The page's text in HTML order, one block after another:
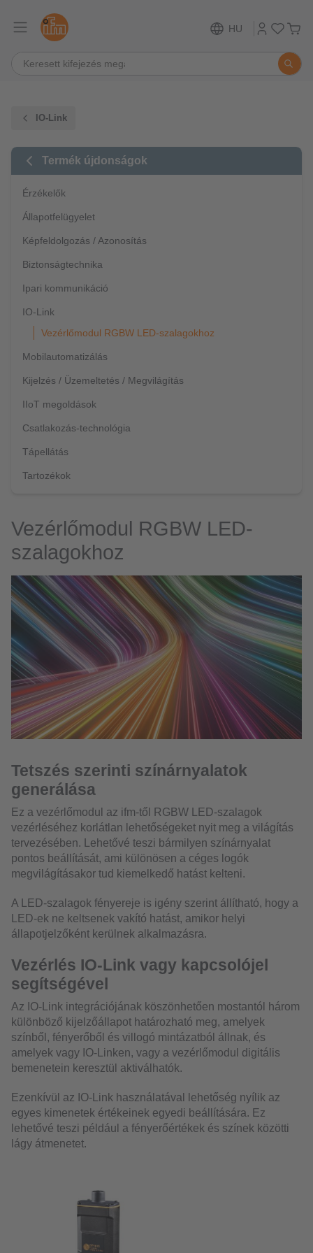
HU
IO-Link
Termék újdonságok
Érzékelők
Állapotfelügyelet
Képfeldolgozás / Azonosítás
Biztonságtechnika
Ipari kommunikáció
IO-Link
Vezérlőmodul RGBW LED-szalagokhoz
Mobilautomatizálás
Kijelzés / Üzemeltetés / Megvilágítás
IIoT megoldások
Csatlakozás-technológia
Tápellátás
Tartozékok
Vezérlőmodul RGBW LED-
szalagokhoz
Tetszés szerinti színárnyalatok
generálása
Ez a vezérlőmodul az ifm-től RGBW LED-szalagok
vezérléséhez korlátlan lehetőségeket nyit meg a világítás
tervezésében. Lehetővé teszi bármilyen színárnyalat
pontos beállítását, ami különösen a céges logók
megvilágításakor tud kiemelkedő hatást kelteni.
A LED-szalagok fényereje is igény szerint állítható, hogy a
LED-ek ne keltsenek vakító hatást, amikor helyi
állapotjelzőként kerülnek alkalmazásra.
Vezérlés IO-Link vagy kapcsolójel
segítségével
Az IO-Link integrációjának köszönhetően mostantól három
különböző kijelzőállapot határozható meg, amelyek
színből, fényerőből és villogó mintázatból állnak, és
amelyek vagy IO-Linken, vagy a vezérlőmodul digitális
bemenetein keresztül aktiválhatók.
Ezenkívül az IO-Link használatával lehetőség nyílik az
egyes kimenetek értékeinek egyedi beállítására. Ez
lehetővé teszi például a fényerőértékek és színek közötti
lágy átmenetet.